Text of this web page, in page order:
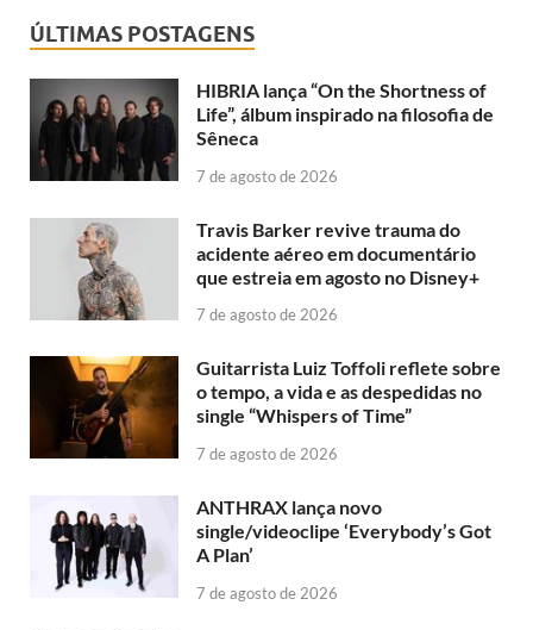
ÚLTIMAS POSTAGENS
HIBRIA lança “On the Shortness of
Life”, álbum inspirado na filosofia de
Sêneca
7 de agosto de 2026
Travis Barker revive trauma do
acidente aéreo em documentário
que estreia em agosto no Disney+
7 de agosto de 2026
Guitarrista Luiz Toffoli reflete sobre
o tempo, a vida e as despedidas no
single “Whispers of Time”
7 de agosto de 2026
ANTHRAX lança novo
single/videoclipe ‘Everybody’s Got
A Plan’
7 de agosto de 2026